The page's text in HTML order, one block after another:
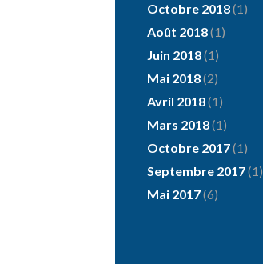
Octobre 2018(1)
Août 2018(1)
Juin 2018(1)
Mai 2018(2)
Avril 2018(1)
Mars 2018(1)
Octobre 2017(1)
Septembre 2017(1)
Mai 2017(6)